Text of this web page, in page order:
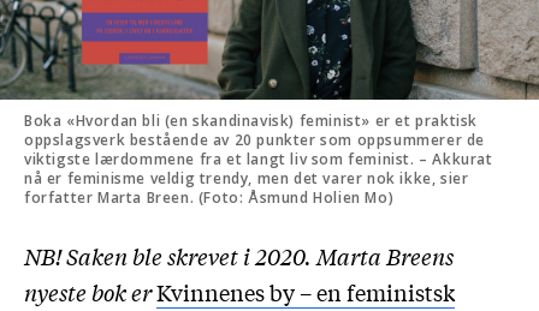
Boka «Hvordan bli (en skandinavisk) feminist» er et praktisk
oppslagsverk bestående av 20 punkter som oppsummerer de
viktigste lærdommene fra et langt liv som feminist. – Akkurat
nå er feminisme veldig trendy, men det varer nok ikke, sier
forfatter Marta Breen. (Foto: Åsmund Holien Mo)
NB! Saken ble skrevet i 2020. Marta Breens
nyeste bok erKvinnenes by – en feministsk